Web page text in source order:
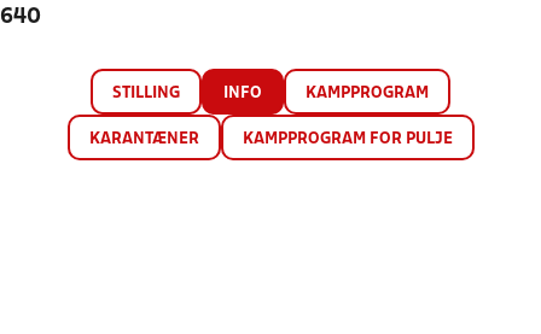
640
STILLING INFO KAMPPROGRAM
KARANTÆNER KAMPPROGRAM FOR PULJE